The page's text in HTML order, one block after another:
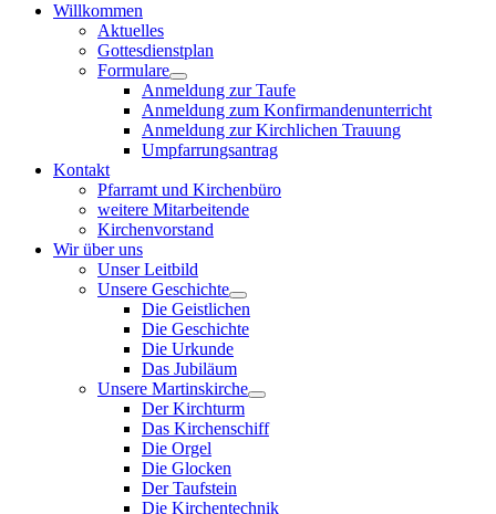
Willkommen
Aktuelles
Gottesdienstplan
Formulare
Anmeldung zur Taufe
Anmeldung zum Konfirmandenunterricht
Anmeldung zur Kirchlichen Trauung
Umpfarrungsantrag
Kontakt
Pfarramt und Kirchenbüro
weitere Mitarbeitende
Kirchenvorstand
Wir über uns
Unser Leitbild
Unsere Geschichte
Die Geistlichen
Die Geschichte
Die Urkunde
Das Jubiläum
Unsere Martinskirche
Der Kirchturm
Das Kirchenschiff
Die Orgel
Die Glocken
Der Taufstein
Die Kirchentechnik